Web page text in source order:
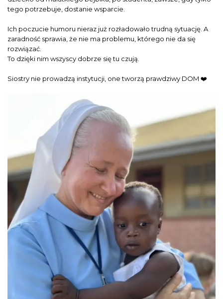
tego potrzebuje, dostanie wsparcie.
Ich poczucie humoru nieraz już rozładowało trudną sytuację. A
zaradność sprawia, że nie ma problemu, którego nie da się
rozwiązać.
To dzięki nim wszyscy dobrze się tu czują.
Siostry nie prowadzą instytucji, one tworzą prawdziwy DOM ❤️